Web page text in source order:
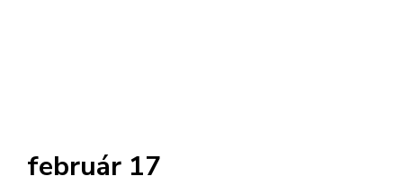
február 17